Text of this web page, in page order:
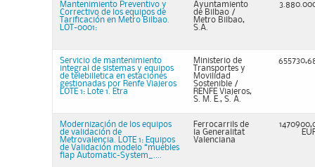
Mantenimiento Preventivo y
Correctivo de los equipos de
Tarificación en Metro Bilbao.
LOT-0001:
Ayuntamiento
de Bilbao /
Metro Bilbao,
S.A.
Servicio de mantenimiento
integral de sistemas y equipos
de telebilletica en estaciones
gestionadas por Renfe Viajeros
LOTE 1: Lote 1. Etra
Ministerio de
Transportes y
Movilidad
Sostenible /
RENFE Viajeros,
S. M. E., S. A.
Modernización de los equipos
de validación de
Metrovalencia. LOTE 1: Equipos
de Validación modelo “muebles
flap Automatic-System_....
Ferrocarrils de
la Generalitat
Valenciana